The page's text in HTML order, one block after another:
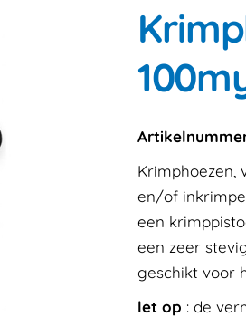
Krimphoezen,
en/of
een
een zeer
geschikt voor
let op : de